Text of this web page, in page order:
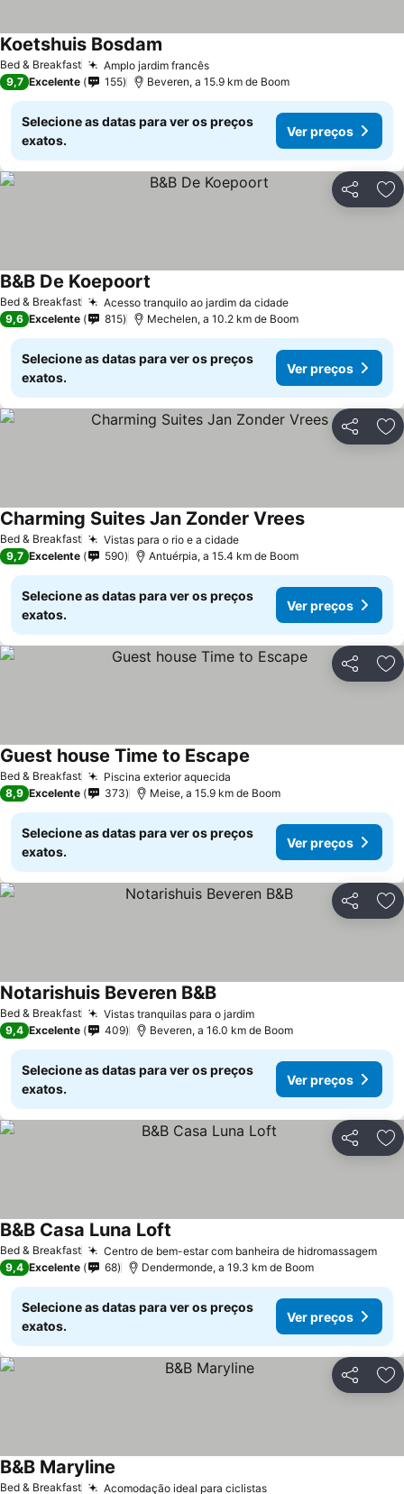
Bed & Breakfast Amplo jardim francêsVer preços
Koetshuis Bosdam
9,7 Excelente 155 Beveren, a 15.9 km de Boom
Selecione as datas para ver os preços
exatos.
Ver preços
Partilhar
Bed & Breakfast Acesso tranquilo ao jardim da cidadeVer preços
B&B De Koepoort
9,6 Excelente 815 Mechelen, a 10.2 km de Boom
Selecione as datas para ver os preços
exatos.
Ver preços
Partilhar
Bed & Breakfast Vistas para o rio e a cidadeVer preços
Charming Suites Jan Zonder VreesVer preços
9,7 Excelente 590 Antuérpia, a 15.4 km de Boom
Selecione as datas para ver os preços
exatos.
Ver preços
Partilhar
Bed & Breakfast Piscina exterior aquecida
Guest house Time to Escape
8,9 Excelente 373 Meise, a 15.9 km de Boom
Selecione as datas para ver os preços
exatos.
Ver preços
Partilhar
Bed & Breakfast Vistas tranquilas para o jardimVer preços
Notarishuis Beveren B&BVer preços
9,4 Excelente 409 Beveren, a 16.0 km de Boom
Selecione as datas para ver os preços
exatos.
Ver preços
Partilhar
Bed & Breakfast Centro de bem-estar com banheira de hidromassagemVer
B&B Casa Luna Loft
9,4 Excelente 68 Dendermonde, a 19.3 km de Boom
Selecione as datas para ver os preços
exatos.
Ver preços
Partilhar
Bed & Breakfast Acomodação ideal para ciclistasVer preços
B&B Maryline